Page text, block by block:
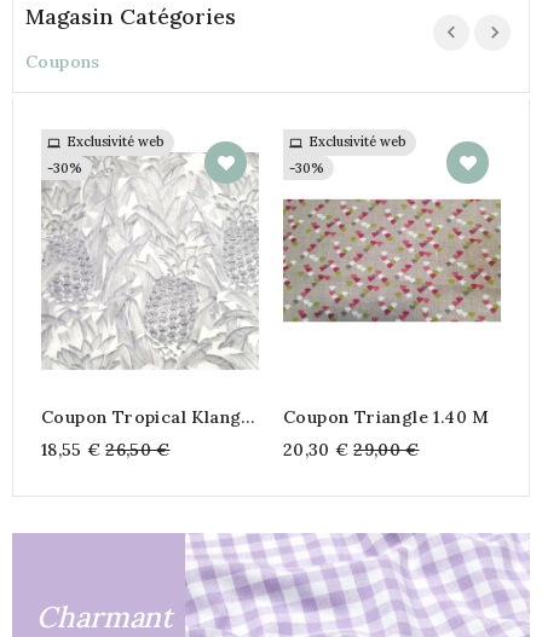
Magasin Catégories
Coupons
Exclusivité web
-30%
Coupon Tropical Klang
Par INKFABRIK 1m20
18,55 € Prix
26,50 €
Exclusivité web
-30%
Coupon Triangle 1.40 M
20,30 € Prix
29,00 €
Charmant